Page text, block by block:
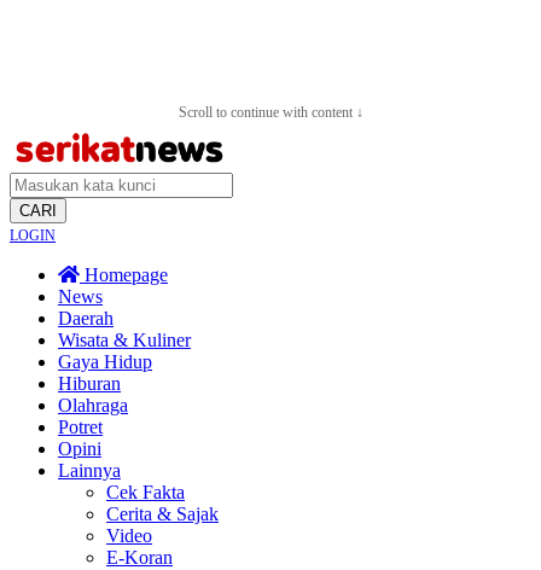
Scroll to continue with content ↓
CARI
LOGIN
Homepage
News
Daerah
Wisata & Kuliner
Gaya Hidup
Hiburan
Olahraga
Potret
Opini
Lainnya
Cek Fakta
Cerita & Sajak
Video
E-Koran